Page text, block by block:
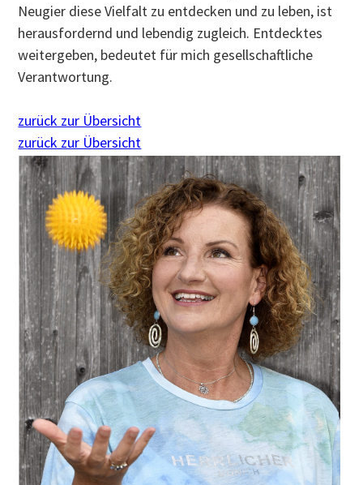
Neugier diese Vielfalt zu entdecken und zu leben, ist
herausfordernd und lebendig zugleich. Entdecktes
weitergeben, bedeutet für mich gesellschaftliche
Verantwortung.
zurück zur Übersicht
zurück zur Übersicht